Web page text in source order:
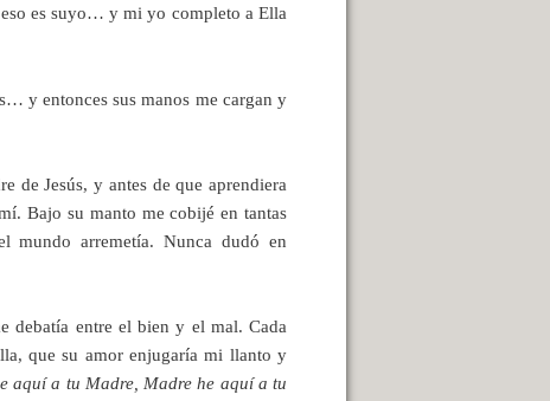
es suyo… y mi yo completo a Ella
y entonces sus manos me cargan y
de Jesús, y antes de que aprendiera
Bajo su manto me cobijé en tantas
mundo arremetía. Nunca dudó en
debatía entre el bien y el mal. Cada
que su amor enjugaría mi llanto y
aquí a tu Madre, Madre he aquí a tu